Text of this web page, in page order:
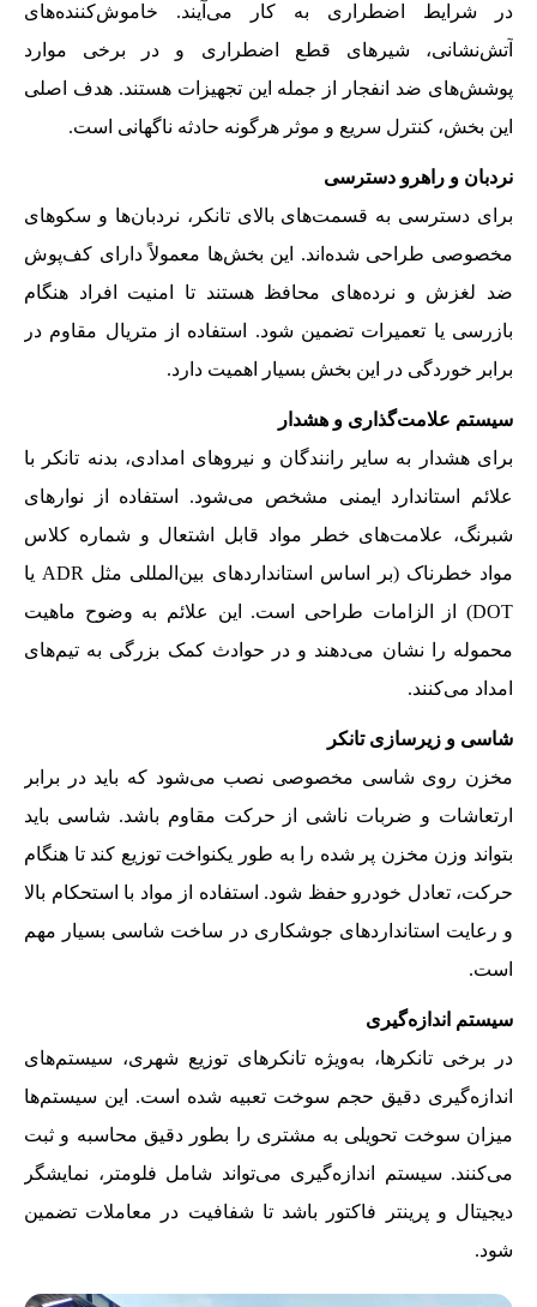
در شرایط اضطراری به کار می‌آیند. خاموش‌کننده‌های
آتش‌نشانی، شیرهای قطع اضطراری و در برخی موارد
پوشش‌های ضد انفجار از جمله این تجهیزات هستند. هدف اصلی
این بخش، کنترل سریع و موثر هرگونه حادثه ناگهانی است.
نردبان و راهرو دسترسی
برای دسترسی به قسمت‌های بالای تانکر، نردبان‌ها و سکوهای
مخصوصی طراحی شده‌اند. این بخش‌ها معمولاً دارای کف‌پوش
ضد لغزش و نرده‌های محافظ هستند تا امنیت افراد هنگام
بازرسی یا تعمیرات تضمین شود. استفاده از متریال مقاوم در
برابر خوردگی در این بخش بسیار اهمیت دارد.
سیستم علامت‌گذاری و هشدار
برای هشدار به سایر رانندگان و نیروهای امدادی، بدنه تانکر با
علائم استاندارد ایمنی مشخص می‌شود. استفاده از نوارهای
شبرنگ، علامت‌های خطر مواد قابل اشتعال و شماره کلاس
مواد خطرناک (بر اساس استانداردهای بین‌المللی مثل ADR یا
DOT) از الزامات طراحی است. این علائم به وضوح ماهیت
محموله را نشان می‌دهند و در حوادث کمک بزرگی به تیم‌های
امداد می‌کنند.
شاسی و زیرسازی تانکر
مخزن روی شاسی مخصوصی نصب می‌شود که باید در برابر
ارتعاشات و ضربات ناشی از حرکت مقاوم باشد. شاسی باید
بتواند وزن مخزن پر شده را به طور یکنواخت توزیع کند تا هنگام
حرکت، تعادل خودرو حفظ شود. استفاده از مواد با استحکام بالا
و رعایت استانداردهای جوشکاری در ساخت شاسی بسیار مهم
است.
سیستم اندازه‌گیری
در برخی تانکرها، به‌ویژه تانکرهای توزیع شهری، سیستم‌های
اندازه‌گیری دقیق حجم سوخت تعبیه شده است. این سیستم‌ها
میزان سوخت تحویلی به مشتری را بطور دقیق محاسبه و ثبت
می‌کنند. سیستم اندازه‌گیری می‌تواند شامل فلومتر، نمایشگر
دیجیتال و پرینتر فاکتور باشد تا شفافیت در معاملات تضمین
شود.